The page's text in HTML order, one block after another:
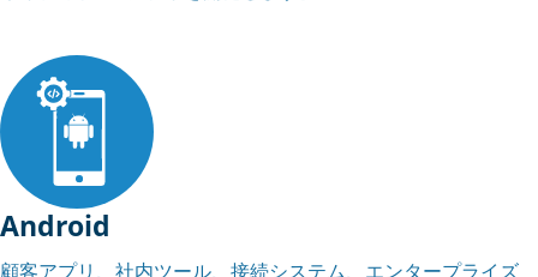
Android
顧客アプリ、社内ツール、接続システム、エンタープライズ